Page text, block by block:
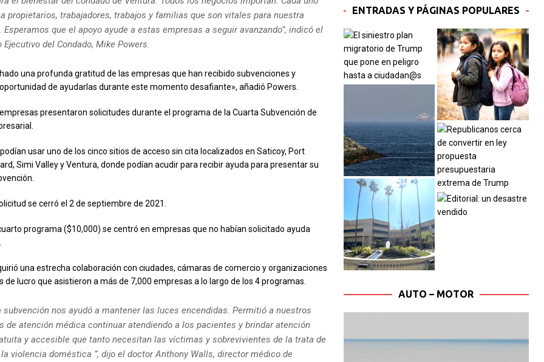
propietarios, trabajadores, trabajos y familias que son vitales para nuestra
Esperamos que el apoyo ayude a estas empresas a seguir avanzando”, indicó el
Ejecutivo del Condado, Mike Powers.
una profunda gratitud de las empresas que han recibido subvenciones y
de ayudarlas durante este momento desafiante», añadió Powers.
presentaron solicitudes durante el programa de la Cuarta Subvención de
usar uno de los cinco sitios de acceso sin cita localizados en Saticoy, Port
Simi Valley y Ventura, donde podían acudir para recibir ayuda para presentar su
se cerró el 2 de septiembre de 2021.
programa ($10,000) se centró en empresas que no habían solicitado ayuda
una estrecha colaboración con ciudades, cámaras de comercio y organizaciones
de lucro que asistieron a más de 7,000 empresas a lo largo de los 4 programas.
subvención nos ayudó a mantener las luces encendidas. Permitió a nuestros
de atención médica continuar atendiendo a los pacientes y brindar atención
y accesible que tanto necesitan las víctimas y sobrevivientes de la trata de
violencia doméstica ”, dijo el doctor Anthony Walls, director médico de
ENTRADAS Y PÁGINAS POPULARES
AUTO – MOTOR